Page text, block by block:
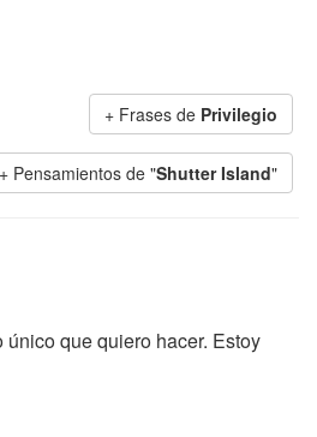
+ Frases de Privilegio
+ Pensamientos de "Shutter Island"
único que quiero hacer. Estoy